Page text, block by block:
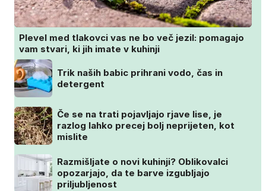
Plevel med tlakovci vas ne bo več jezil: pomagajo
vam stvari, ki jih imate v kuhinji
Trik naših babic prihrani vodo, čas in
detergent
Če se na trati pojavljajo rjave lise, je
razlog lahko precej bolj neprijeten, kot
mislite
Razmišljate o novi kuhinji? Oblikovalci
opozarjajo, da te barve izgubljajo
priljubljenost